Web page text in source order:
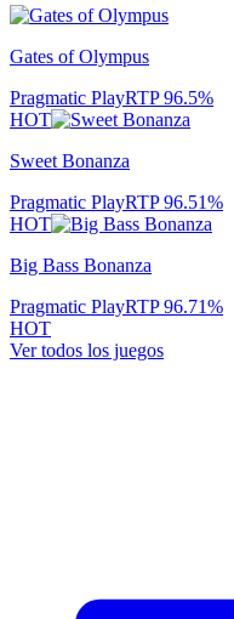
Gates of Olympus
Pragmatic PlayRTP96.5%
HOT
Sweet Bonanza
Pragmatic PlayRTP96.51%
HOT
Big Bass Bonanza
Pragmatic PlayRTP96.71%
HOT
Ver todos los juegos